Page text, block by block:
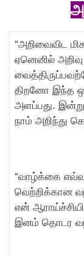
“அறிவைவிட
ஏனெனில் அறிவு
திறனோ இந்த
அளப்பது. இன்று
நாம் அறிந்து
“வாழ்க்கை
வெற்றிக்கான
என்
இனம் தொடர